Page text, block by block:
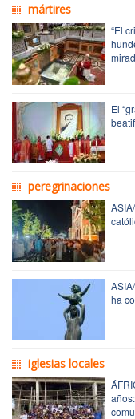
mártires
“El
El
peregrinaciones
ha
iglesias locales